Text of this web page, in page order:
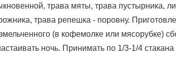
трава мяты, трава пустырника,
трава репешка - поровну.
(в кофемолке или мясорубке)
ночь. Принимать по 1/3-1/4